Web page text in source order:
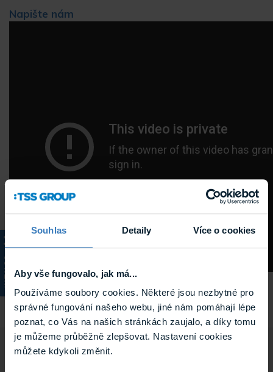
Souhlas Detaily Více o cookies
Aby vše fungovalo, jak má...
Používáme soubory cookies. Některé jsou nezbytné pro
správné fungování našeho webu, jiné nám pomáhají lépe
poznat, co Vás na našich stránkách zaujalo, a díky tomu
je můžeme průběžně zlepšovat. Nastavení cookies
můžete kdykoli změnit.
KATALOG
Napište nám